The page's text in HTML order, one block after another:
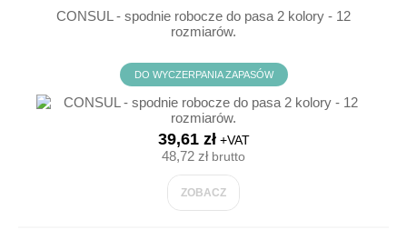
CONSUL - spodnie robocze do pasa 2 kolory - 12
rozmiarów.
DO WYCZERPANIA ZAPASÓW
39,61 zł+VAT
48,72 złbrutto
ZOBACZ